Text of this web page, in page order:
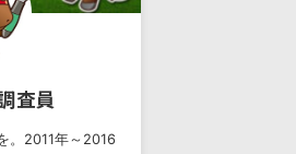
査員
。2011年～2016